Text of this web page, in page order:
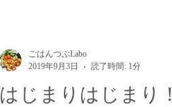
はじまりはじまり！
ごはんつぶLabo
2019年9月3日
読了時間: 1分